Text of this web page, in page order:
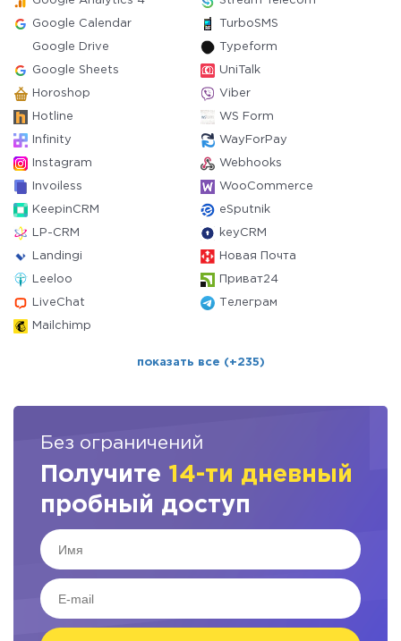
Google Calendar TurboSMS
Google Drive Typeform
Google Sheets UniTalk
Horoshop Viber
Hotline WS Form
Infinity WayForPay
Instagram Webhooks
Invoiless WooCommerce
KeepinCRM eSputnik
LP-CRM keyCRM
Landingi Новая Почта
Leeloo Приват24
LiveChat Телеграм
Mailchimp
показать все (+235)
Без ограничений
Получите 14-ти дневный
пробный доступ